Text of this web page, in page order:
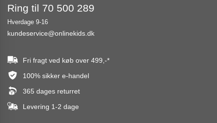
Ring til 70 500 289
Hverdage 9-16
kundeservice@onlinekids.dk
Fri fragt ved køb over 499,-*
100% sikker e-handel
365 dages returret
Levering 1-2 dage